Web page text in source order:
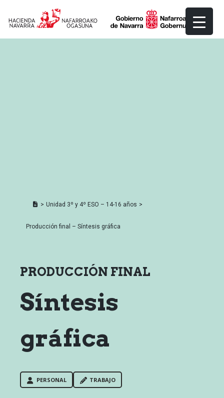
content
> Unidad 3º y 4º ESO – 14-16 años >
Producción final – Síntesis gráfica
PRODUCCIÓN FINAL
Síntesis
gráfica
PERSONAL TRABAJO